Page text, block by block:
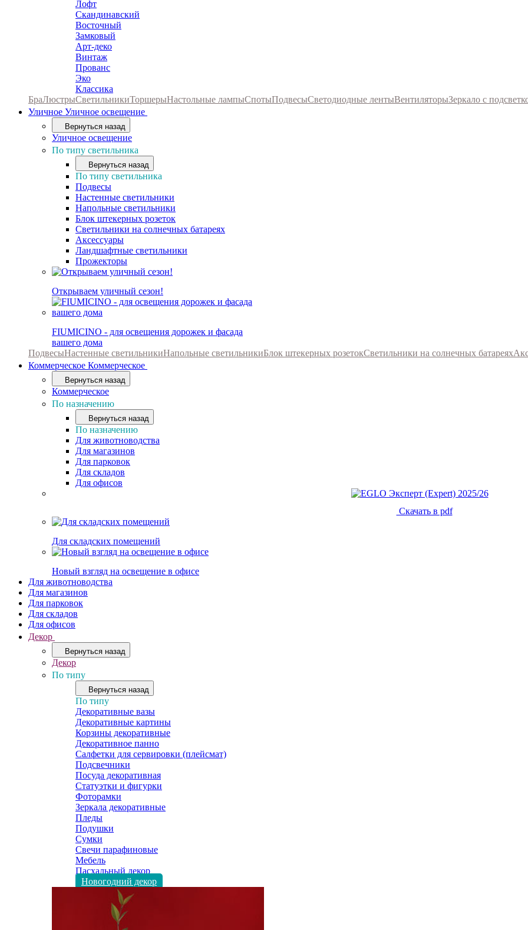
Лофт
Скандинавский
Восточный
Замковый
Арт-деко
Винтаж
Прованс
Эко
Классика
БраЛюстрыСветильникиТоршерыНастольные лампыСпотыПодвесыСветодиодные лентыВентиляторыЗеркало с
Уличное Уличное освещение
Вернуться назад
Уличное освещение
По типу светильника
Вернуться назад
По типу светильника
Подвесы
Настенные светильники
Напольные светильники
Блок штекерных розеток
Светильники на солнечных батареях
Аксессуары
Ландшафтные светильники
Прожекторы
Открываем уличный сезон!
FIUMICINO - для освещения дорожек и фасада
вашего дома
ПодвесыНастенные светильникиНапольные светильникиБлок штекерных розетокСветильники на солнечных батареях
Коммерческое Коммерческое
Вернуться назад
Коммерческое
По назначению
Вернуться назад
По назначению
Для животноводства
Для магазинов
Для парковок
Для складов
Для офисов
Скачать в pdf
Для складских помещений
Новый взгляд на освещение в офисе
Для животноводства
Для магазинов
Для парковок
Для складов
Для офисов
Декор
Вернуться назад
Декор
По типу
Вернуться назад
По типу
Декоративные вазы
Декоративные картины
Корзины декоративные
Декоративное панно
Салфетки для сервировки (плейсмат)
Подсвечники
Посуда декоративная
Статуэтки и фигурки
Фоторамки
Зеркала декоративные
Пледы
Подушки
Сумки
Свечи парафиновые
Мебель
Пасхальный декор
Новогодний декор